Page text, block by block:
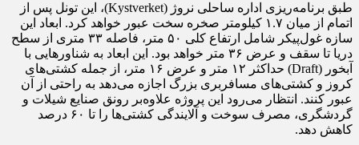
طبق برنامه‌ریزی اداره ساحلی نروژ (Kystverket)، این تونل پس از
اتمام از میان ۱.۷ کیلومتر صخره سخت عبور خواهد کرد. ابعاد این
سازه غول‌پیکر شامل ارتفاع کلی ۵۰ متر، فاصله ۳۳ متری از سطح
دریا تا سقف و عرض ۳۶ متر خواهد بود. این ابعاد به شناورهایی با
آبخور (Draft) حداکثر ۱۲ متر و عرض ۱۶ متر، از جمله کشتی‌های
کروز و کشتی‌های مسافربری بزرگ اجازه می‌دهد به راحتی از آن
عبور کنند. انتظار می‌رود این پروژه علاوه‌بر رونق صنایع شیلات و
گردشگری، مصرف سوخت و آلایندگی کشتی‌ها را تا ۶۰ درصد
کاهش دهد.